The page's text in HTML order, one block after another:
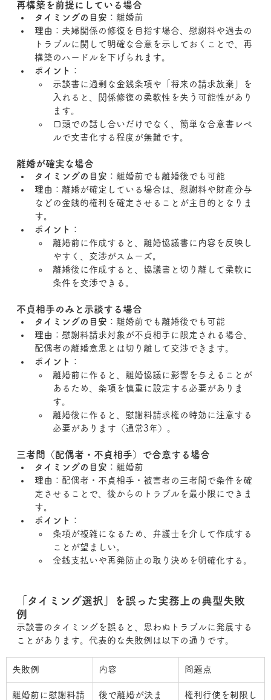
再構築を前提にしている場合
タイミングの目安 ：離婚前
理由 ：夫婦関係の修復を目指す場合、慰謝料や過去の
トラブルに関して明確な合意を示しておくことで、再
構築のハードルを下げられます。
ポイント ：
示談書に過剰な金銭条項や「将来の請求放棄」を
入れると、関係修復の柔軟性を失う可能性があり
ます。
口頭での話し合いだけでなく、簡単な合意書レベ
ルで文書化する程度が無難です。
離婚が確実な場合
タイミングの目安 ：離婚前でも離婚後でも可能
理由 ：離婚が確定している場合は、慰謝料や財産分与
などの金銭的権利を確定させることが主目的となりま
す。
ポイント ：
離婚前に作成すると、離婚協議書に内容を反映し
やすく、交渉がスムーズ。
離婚後に作成すると、協議書と切り離して柔軟に
条件を交渉できる。
不貞相手のみと示談する場合
タイミングの目安 ：離婚前でも離婚後でも可能
理由 ：慰謝料請求対象が不貞相手に限定される場合、
配偶者の離婚意思とは切り離して交渉できます。
ポイント ：
離婚前に作ると、離婚協議に影響を与えることが
あるため、条項を慎重に設定する必要がありま
す。
離婚後に作ると、慰謝料請求権の時効に注意する
必要があります（通常3年）。
三者間（配偶者・不貞相手）で合意する場合
タイミングの目安 ：離婚前
理由 ：配偶者・不貞相手・被害者の三者間で条件を確
定させることで、後からのトラブルを最小限にできま
す。
ポイント ：
条項が複雑になるため、弁護士を介して作成する
ことが望ましい。
金銭支払いや再発防止の取り決めを明確化する。
「タイミング選択」を誤った実務上の典型失敗
例
示談書のタイミングを誤ると、思わぬトラブルに発展する
ことがあります。代表的な失敗例は以下の通りです。
失敗例 内容 問題点
離婚前に慰謝料請
後で離婚が決ま
権利行使を制限し